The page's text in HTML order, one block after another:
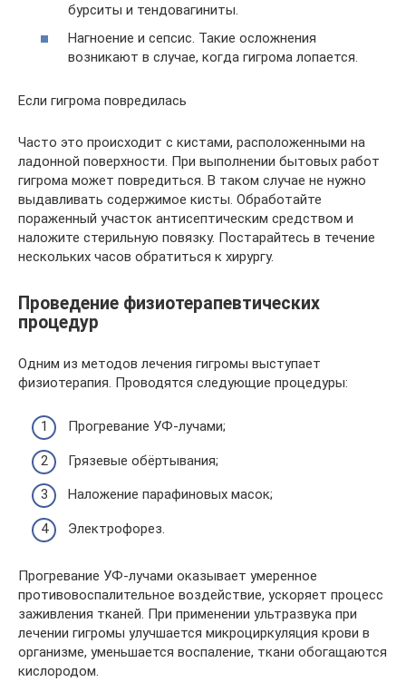
бурситы и тендовагиниты.
Нагноение и сепсис. Такие осложнения
возникают в случае, когда гигрома лопается.
Если гигрома повредилась
Часто это происходит с кистами, расположенными на
ладонной поверхности. При выполнении бытовых работ
гигрома может повредиться. В таком случае не нужно
выдавливать содержимое кисты. Обработайте
пораженный участок антисептическим средством и
наложите стерильную повязку. Постарайтесь в течение
нескольких часов обратиться к хирургу.
Проведение физиотерапевтических
процедур
Одним из методов лечения гигромы выступает
физиотерапия. Проводятся следующие процедуры:
Прогревание УФ-лучами;
Грязевые обёртывания;
Наложение парафиновых масок;
Электрофорез.
Прогревание УФ-лучами оказывает умеренное
противовоспалительное воздействие, ускоряет процесс
заживления тканей. При применении ультразвука при
лечении гигромы улучшается микроциркуляция крови в
организме, уменьшается воспаление, ткани обогащаются
кислородом.